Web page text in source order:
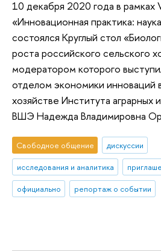
10 декабря 2020 года в рамках
«Инновационная практика:
состоялся Круглый стол
роста российского сельского
модератором которого
отделом экономики инноваций
хозяйстве Института
ВШЭ Надежда Владимировна
Свободное общение
дискуссии
исследования и аналитика
официально
репортаж о событии